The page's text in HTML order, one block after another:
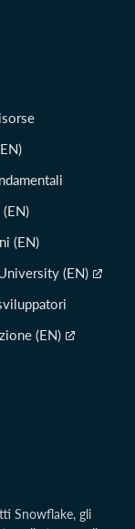
Snowflake, gli
(EN)
(EN)
(EN)